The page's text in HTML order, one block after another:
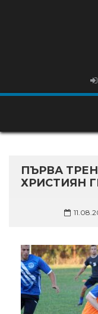
ПЪРВА
ХРИСТИЯН